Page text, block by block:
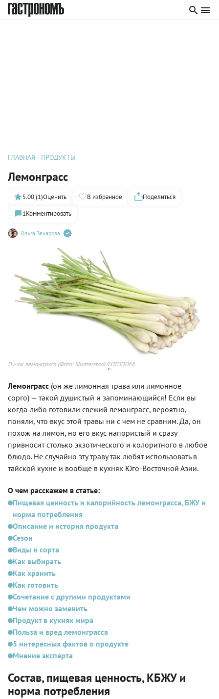
ГЛАВНАЯ ПРОДУКТЫ
Лемонграсс
Ольга Захарова
5.00 (1)Оценить В избранное
Поделиться
1Комментировать
Пучок лемонграсса (Фото: Shutterstock/FOTODOM)
Лемонграсс (он же лимонная трава или лимонное
сорго) — такой душистый и запоминающийся! Если вы
когда-либо готовили свежий лемонграсс, вероятно,
поняли, что вкус этой травы ни с чем не сравним. Да, он
похож на лимон, но его вкус напористый и сразу
привносит столько экзотического и колоритного в любое
блюдо. Не случайно эту траву так любят использовать в
тайской кухне и вообще в кухнях Юго-Восточной Азии.
О чем расскажем в статье:
Пищевая ценность и калорийность лемонграсса, БЖУ и
норма потребления
Описание и история продукта
Сезон
Виды и сорта
Как выбирать
Как хранить
Как готовить
Сочетание с другими продуктами
Чем можно заменить
Продукт в кухнях мира
Польза и вред лемонграсса
5 интересных фактов о продукте
Мнение эксперта
Состав, пищевая ценность, КБЖУ и
норма потребления